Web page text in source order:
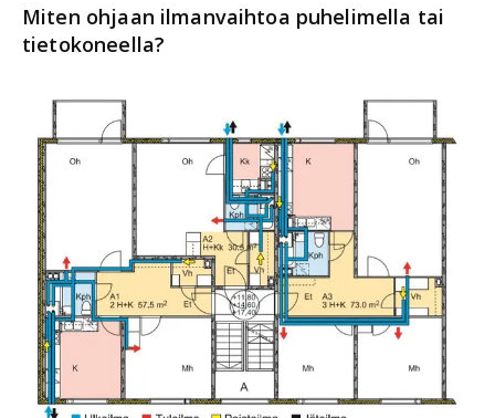
Miten ohjaan ilmanvaihtoa puhelimella tai
tietokoneella?